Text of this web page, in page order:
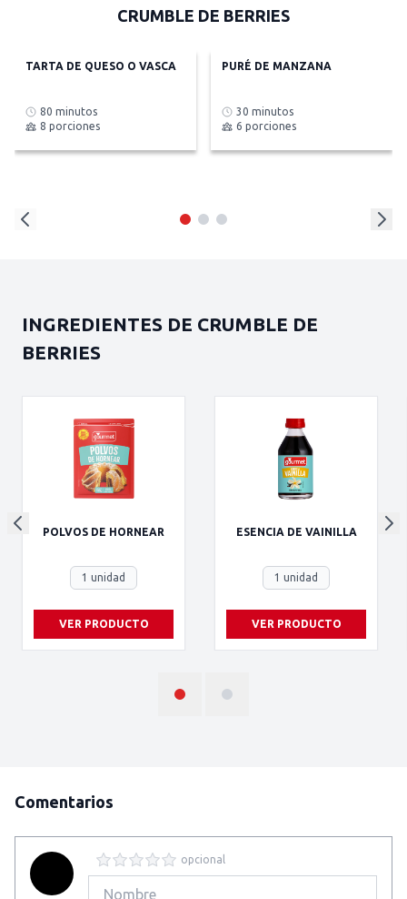
CRUMBLE DE BERRIES
TARTA DE QUESO O VASCA
80 minutos
8 porciones
PURÉ DE MANZANA
30 minutos
6 porciones
INGREDIENTES DE CRUMBLE DE
BERRIES
POLVOS DE HORNEAR
1 unidad
VER PRODUCTO
ESENCIA DE VAINILLA
1 unidad
VER PRODUCTO
Comentarios
opcional